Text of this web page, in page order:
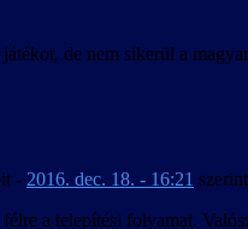
de nem sikerül a
- 2016. dec. 18. - 16:21
a telepítési folyamat.